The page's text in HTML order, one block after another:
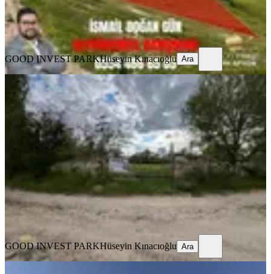
GOOD INVEST PARKHüseyin Kınacıoğlu
Ara
GOOD INVEST PARKHüseyin Kınacıoğlu Ara
Frigya Villaları Karşısnda 10 Parsel
Toplam 4320m² Satılık Arsa
İhsaniye, Türbe Mahallesi
433 m²·2.540/m²·16.07.2026
1.100.000 ₺
GOOD INVEST PARK Hüseyin Kınacıoğlu
GOOD INVEST PARKHüseyin Kınacıoğlu Ara